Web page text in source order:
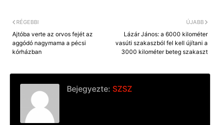
ÚJABB
Lázár János: a 6000 kilométer
vasúti szakaszból fel kell újítani a
3000 kilométer beteg szakaszt
RÉGEBBI
Ajtóba verte az orvos fejét az
aggódó nagymama a pécsi
kórházban
Bejegyezte: SZSZ